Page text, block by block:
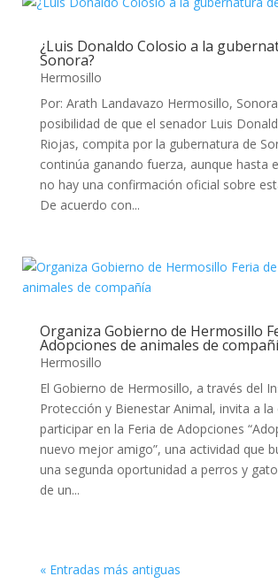
¿Luis Donaldo Colosio a la
Sonora?
Hermosillo
Por: Arath Landavazo Hermosillo,
posibilidad de que el senador Luis
Riojas, compita por la gubernatura de
continúa ganando fuerza, aunque hasta
no hay una confirmación oficial sobre
De acuerdo con...
Organiza Gobierno de Hermosillo
Adopciones de animales de
Hermosillo
El Gobierno de Hermosillo, a través del
Protección y Bienestar Animal, invita a la
participar en la Feria de Adopciones
nuevo mejor amigo”, una actividad que
una segunda oportunidad a perros y
de un...
« Entradas más antiguas